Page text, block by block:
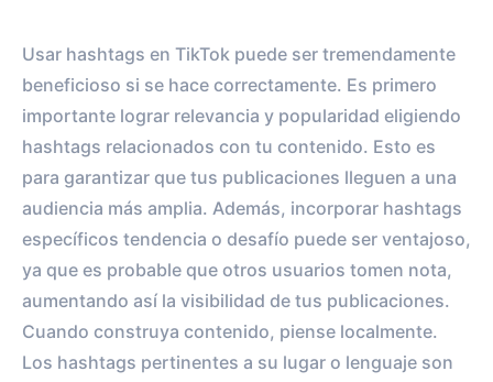
Usar hashtags en TikTok puede ser tremendamente
beneficioso si se hace correctamente. Es primero
importante lograr relevancia y popularidad eligiendo
hashtags relacionados con tu contenido. Esto es
para garantizar que tus publicaciones lleguen a una
audiencia más amplia. Además, incorporar hashtags
específicos tendencia o desafío puede ser ventajoso,
ya que es probable que otros usuarios tomen nota,
aumentando así la visibilidad de tus publicaciones.
Cuando construya contenido, piense localmente.
Los hashtags pertinentes a su lugar o lenguaje son